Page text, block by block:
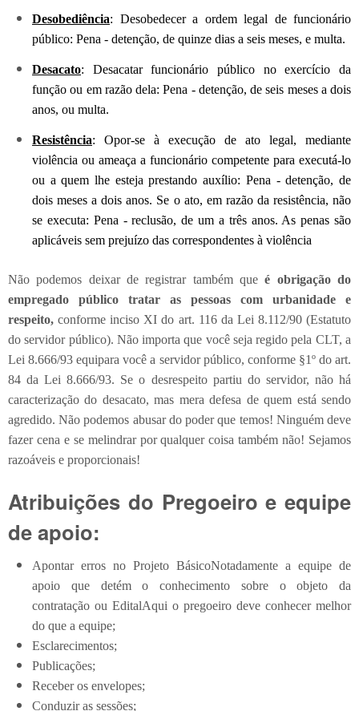
Desobediência: Desobedecer a ordem legal de funcionário
público: Pena - detenção, de quinze dias a seis meses, e multa.
Desacato: Desacatar funcionário público no exercício da
função ou em razão dela: Pena - detenção, de seis meses a dois
anos, ou multa.
Resistência: Opor-se à execução de ato legal, mediante
violência ou ameaça a funcionário competente para executá-lo
ou a quem lhe esteja prestando auxílio: Pena - detenção, de
dois meses a dois anos. Se o ato, em razão da resistência, não
se executa: Pena - reclusão, de um a três anos. As penas são
aplicáveis sem prejuízo das correspondentes à violência
Não podemos deixar de registrar também queé obrigação do
empregado público tratar as pessoas com urbanidade e
respeito,conforme inciso XI do art. 116 da Lei 8.112/90 (Estatuto
do servidor público). Não importa que você seja regido pela CLT, a
Lei 8.666/93 equipara você a servidor público, conforme §1º do art.
84 da Lei 8.666/93. Se o desrespeito partiu do servidor, não há
caracterização do desacato, mas mera defesa de quem está sendo
agredido. Não podemos abusar do poder que temos! Ninguém deve
fazer cena e se melindrar por qualquer coisa também não! Sejamos
razoáveis e proporcionais!
Atribuições do Pregoeiro e equipe
de apoio:
Apontar erros no Projeto BásicoNotadamente a equipe de
apoio que detém o conhecimento sobre o objeto da
contratação ou EditalAqui o pregoeiro deve conhecer melhor
do que a equipe;
Esclarecimentos;
Publicações;
Receber os envelopes;
Conduzir as sessões;